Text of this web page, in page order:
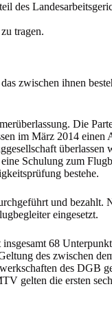
des
tragen.
zwischen ihnen
Die
im März 2014
überlassen
Schulung zum
bestehe.
und bezahlt.
eingesetzt.
68
des zwischen
des DGB
gelten die ersten